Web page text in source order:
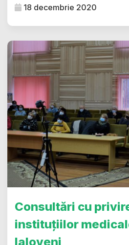
18 decembrie 2020
Consultări cu
instituțiilor
Ialoveni